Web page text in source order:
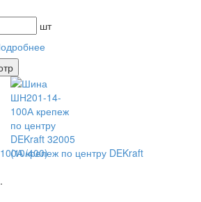
шт
крепеж по центру DEKraft